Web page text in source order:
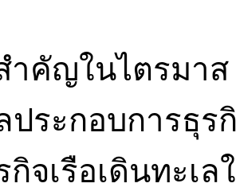
ำคัญในไตรมาส
กอบการธุรกิจ
กิจเรือเดินทะเ